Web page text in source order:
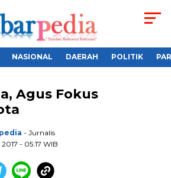
NASIONAL DAERAH POLITIK
Agus Fokus
- Jurnalis
- 05:17 WIB